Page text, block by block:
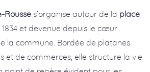
Rousses’organise autour de la place
et devenue depuis le cœur
la commune. Bordée de platanes
et de commerces, elle structure la vie